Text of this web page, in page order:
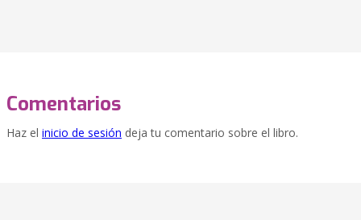
Comentarios
Haz el inicio de sesión deja tu comentario sobre el libro.